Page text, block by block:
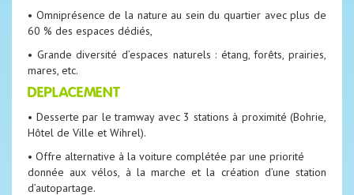
• Omniprésence de la nature au sein du quartier avec plus de
60 % des espaces dédiés,
• Grande diversité d’espaces naturels : étang, forêts, prairies,
mares, etc.
DEPLACEMENT
• Desserte par le tramway avec 3 stations à proximité (Bohrie,
Hôtel de Ville et Wihrel).
• Offre alternative à la voiture complétée par une priorité
donnée aux vélos, à la marche et la création d’une station
d’autopartage.